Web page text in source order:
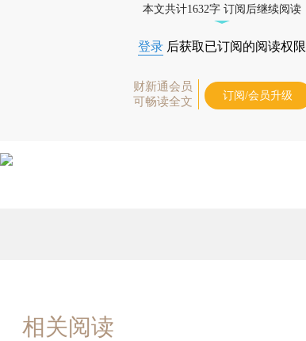
本文共计1632字 订阅后继续阅读
登录 后获取已订阅的阅读权限
财新通会员
可畅读全文
订阅/会员升级
相关阅读